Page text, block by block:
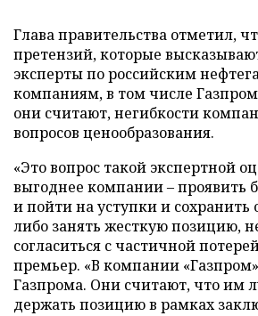
Глава правительства отметил,
претензий, которые
эксперты по российским
компаниям, в том числе
они считают, негибкости
вопросов ценообразования.
«Это вопрос такой экспертной
выгоднее компании–проявить
и пойти на уступки и
либо занять жесткую позицию,
согласиться с частичной
премьер. «В компании
Газпрома. Они считают, что им
держать позицию в рамках